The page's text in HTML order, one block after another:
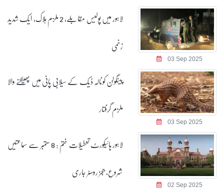
03 Sep 2025
لاہور میں پولیس مقابلے، 2 ملزم ہلاک، ایک شدید
زخمی
03 Sep 2025
پینگولن کونالہ ڈیک کے سیلابی پانی میں پھینکنے والا
ملزم گرفتار
02 Sep 2025
لاہور ہائیکورٹ تعطیلات ختم : 8 ستمبر سے سماعتیں
شروع، ججز روسٹر جاری